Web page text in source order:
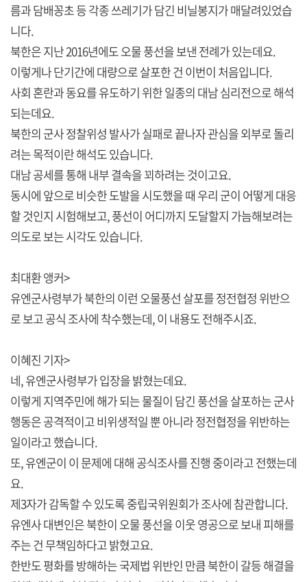
름과 담배꽁초 등 각종 쓰레기가 담긴 비닐봉지가 매달려있었습
니다.
북한은 지난 2016년에도 오물 풍선을 보낸 전례가 있는데요.
이렇게나 단기간에 대량으로 살포한 건 이번이 처음입니다.
사회 혼란과 동요를 유도하기 위한 일종의 대남 심리전으로 해석
되는데요.
북한의 군사 정찰위성 발사가 실패로 끝나자 관심을 외부로 돌리
려는 목적이란 해석도 있습니다.
대남 공세를 통해 내부 결속을 꾀하려는 것이고요.
동시에 앞으로 비슷한 도발을 시도했을 때 우리 군이 어떻게 대응
할 것인지 시험해보고, 풍선이 어디까지 도달할지 가늠해보려는
의도로 보는 시각도 있습니다.
최대환 앵커>
유엔군사령부가 북한의 이런 오물풍선 살포를 정전협정 위반으
로 보고 공식 조사에 착수했는데, 이 내용도 전해주시죠.
이혜진 기자>
네, 유엔군사령부가 입장을 밝혔는데요.
이렇게 지역주민에 해가 되는 물질이 담긴 풍선을 살포하는 군사
행동은 공격적이고 비위생적일 뿐 아니라 정전협정을 위반하는
일이라고 했습니다.
또, 유엔군이 이 문제에 대해 공식조사를 진행 중이라고 전했는데
요.
제3자가 감독할 수 있도록 중립국위원회가 조사에 참관합니다.
유엔사 대변인은 북한이 오물 풍선을 이웃 영공으로 보내 피해를
주는 건 무책임하다고 밝혔고요.
한반도 평화를 방해하는 국제법 위반인 만큼 북한이 갈등 해결을